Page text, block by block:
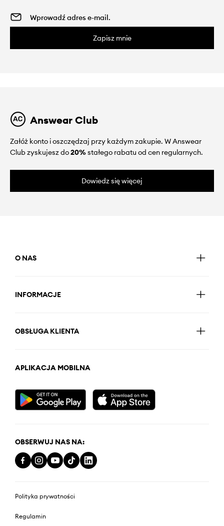
Zapisz mnie
Answear Club
Załóż konto i oszczędzaj przy każdym zakupie. W Answear
Club zyskujesz do20%stałego rabatu od cen regularnych.
Dowiedz się więcej
O NAS
INFORMACJE
OBSŁUGA KLIENTA
APLIKACJA MOBILNA
OBSERWUJ NAS NA:
Polityka prywatności
Regulamin